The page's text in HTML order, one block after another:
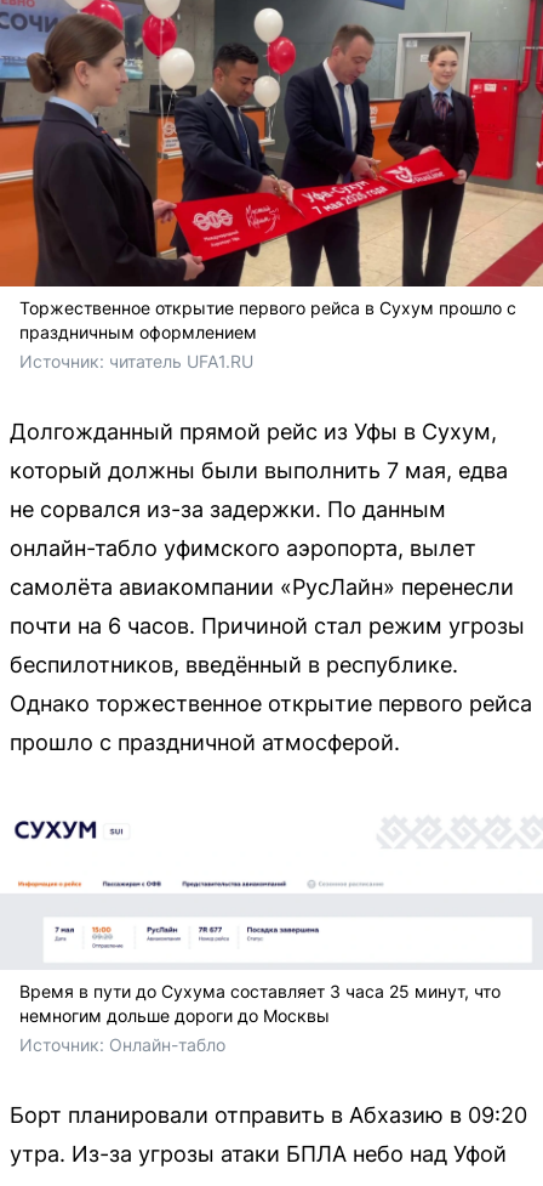
Торжественное открытие первого рейса в Сухум прошло с
праздничным оформлением
Источник: читатель UFA1.RU
Долгожданный прямой рейс из Уфы в Сухум,
который должны были выполнить 7 мая, едва
не сорвался из-за задержки. По данным
онлайн-табло уфимского аэропорта, вылет
самолёта авиакомпании «РусЛайн» перенесли
почти на 6 часов. Причиной стал режим угрозы
беспилотников, введённый в республике.
Однако торжественное открытие первого рейса
прошло с праздничной атмосферой.
Время в пути до Сухума составляет 3 часа 25 минут, что
немногим дольше дороги до Москвы
Источник: Онлайн-табло
Борт планировали отправить в Абхазию в 09:20
утра. Из-за угрозы атаки БПЛА небо над Уфой